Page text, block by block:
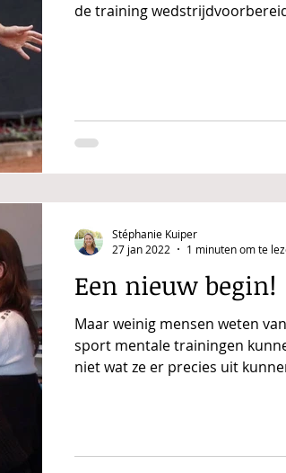
de training
Een nieuw begin!
Maar weinig mensen weten
sport mentale trainingen
niet wat ze er precies uit
Stéphanie Kuiper
27 jan 2022
1 minuten om te